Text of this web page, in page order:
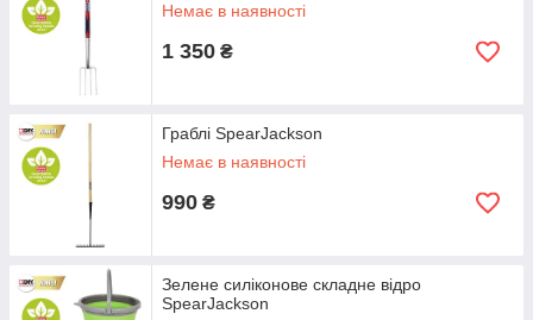
Немає в наявності
1 350 ₴
Граблі SpearJackson
Немає в наявності
990 ₴
Зелене силіконове складне відро
SpearJackson